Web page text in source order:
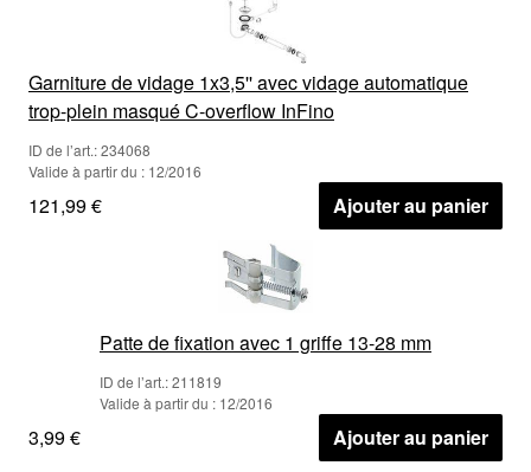
Garniture de vidage 1x3,5'' avec vidage automatique
trop-plein masqué C-overflow InFino
ID de l’art.: 234068
Valide à partir du : 12/2016
121,99 € Ajouter au panier
Patte de fixation avec 1 griffe 13-28 mm
ID de l’art.: 211819
Valide à partir du : 12/2016
3,99 € Ajouter au panier